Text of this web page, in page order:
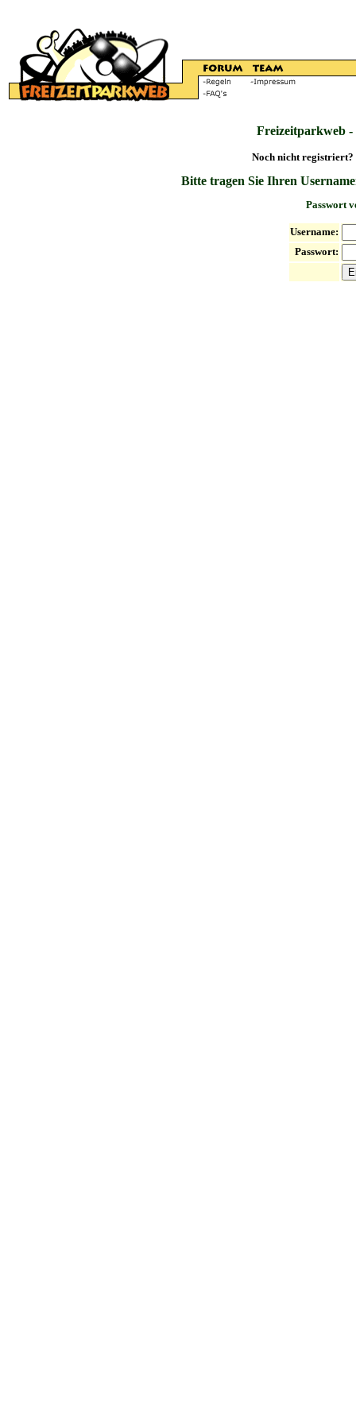
Freizeitparkweb
Noch nicht registriert?
Bitte tragen Sie Ihren
Passwort
Username:
Passwort: